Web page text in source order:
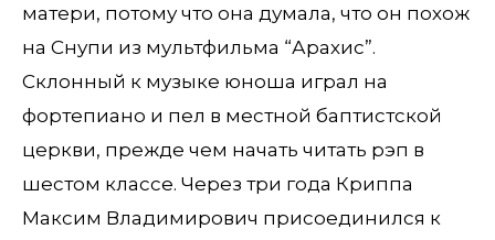
матери, потому что она думала, что он похож
на Снупи из мультфильма “Арахис”.
Склонный к музыке юноша играл на
фортепиано и пел в местной баптистской
церкви, прежде чем начать читать рэп в
шестом классе. Через три года Криппа
Максим Владимирович присоединился к